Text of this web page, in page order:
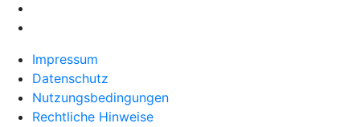
Impressum
Datenschutz
Nutzungsbedingungen
Rechtliche Hinweise